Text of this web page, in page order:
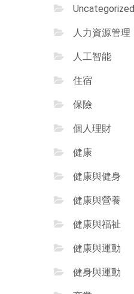
Uncategorized
人力資源管理
人工智能
住宿
保險
個人理財
健康
健康與健身
健康與營養
健康與福祉
健康與運動
健身與運動